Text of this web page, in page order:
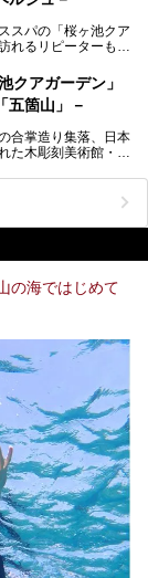
スパの「桜ヶ池クア
れるリピーターも多
はその両方がランチ
スイーツも評判で
て、食を満喫してき
クアガーデン」
箇山」－
合掌造り集落、日本
た木彫刻美術館・井
ポットがたくさんあ
泉ウェルネススパ
史の旅にお出かけし
の海ではじめて